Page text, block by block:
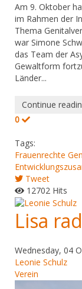
Am 9. Oktober
im Rahmen der
Thema
war Simone
das Team der
Gewaltform
Länder...
Continue
0
Tags:
Frauenrechte
Tweet
12702 Hits
Lisa
Wednesday, 04
Leonie Schulz
Verein